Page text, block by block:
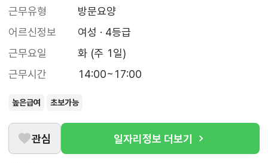
근무유형
방문요양
어르신정보
여성 · 4등급
근무요일
화 (주 1일)
근무시간
14:00~17:00
높은급여 초보가능
관심 일자리정보 더보기